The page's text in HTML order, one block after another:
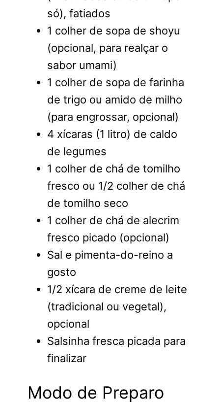
só), fatiados
1 colher de sopa de shoyu
(opcional, para realçar o
sabor umami)
1 colher de sopa de farinha
de trigo ou amido de milho
(para engrossar, opcional)
4 xícaras (1 litro) de caldo
de legumes
1 colher de chá de tomilho
fresco ou 1/2 colher de chá
de tomilho seco
1 colher de chá de alecrim
fresco picado (opcional)
Sal e pimenta-do-reino a
gosto
1/2 xícara de creme de leite
(tradicional ou vegetal),
opcional
Salsinha fresca picada para
finalizar
Modo de Preparo